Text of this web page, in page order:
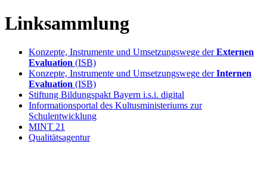
Linksammlung
Konzepte, Instrumente und Umsetzungswege derExternen
Evaluation (ISB)
Konzepte, Instrumente und Umsetzungswege derInternen
Evaluation (ISB)
Stiftung Bildungspakt Bayern i.s.i. digital
Informationsportal des Kultusministeriums zur
Schulentwicklung
MINT 21
Qualitätsagentur